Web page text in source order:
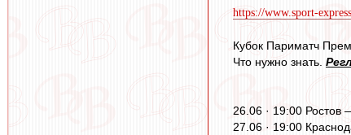
https://www.sport-
Кубок Париматч
Что нужно знать.
26.06 · 19:00 Ростов
27.06 · 19:00